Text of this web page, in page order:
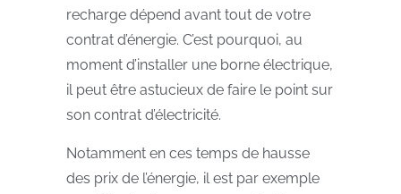
recharge dépend avant tout de votre
contrat d’énergie. C’est pourquoi, au
moment d’installer une borne électrique,
il peut être astucieux de faire le point sur
son contrat d’électricité.
Notamment en ces temps de hausse
des prix de l’énergie, il est par exemple